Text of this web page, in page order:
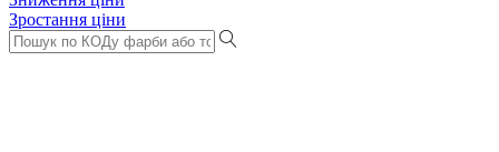
Зростання ціни